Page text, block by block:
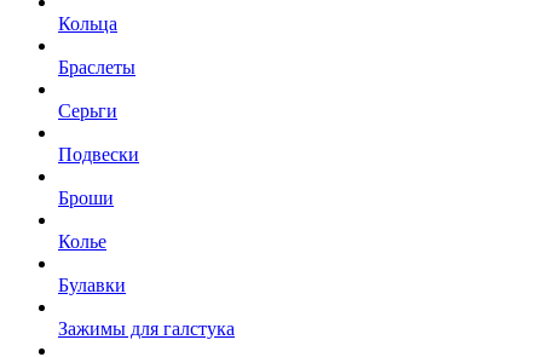
Кольца
Браслеты
Серьги
Подвески
Броши
Колье
Булавки
Зажимы для галстука